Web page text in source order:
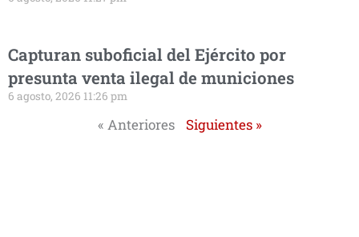
Capturan suboficial del Ejército por
presunta venta ilegal de municiones
6 agosto, 2026 11:26 pm
« Anteriores Siguientes »